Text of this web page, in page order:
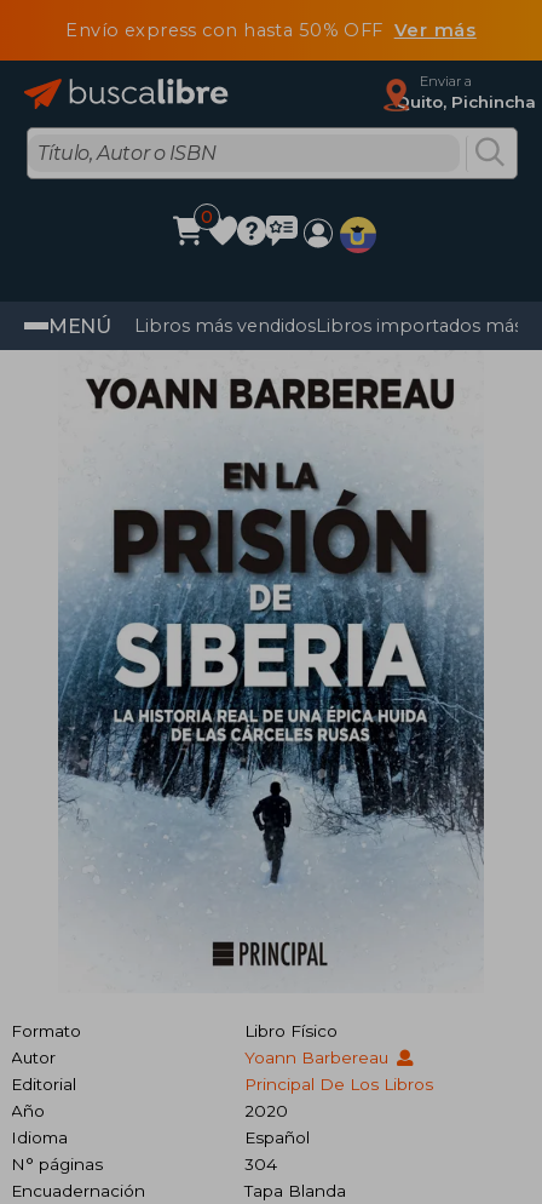
Envío express con hasta 50% OFF Ver más
Enviar a
Quito, Pichincha
0
MENÚ Libros más vendidosLibros importados más
Formato
Libro Físico
Autor
Yoann Barbereau
Editorial
Principal De Los Libros
Año
2020
Idioma
Español
N° páginas
304
Encuadernación
Tapa Blanda